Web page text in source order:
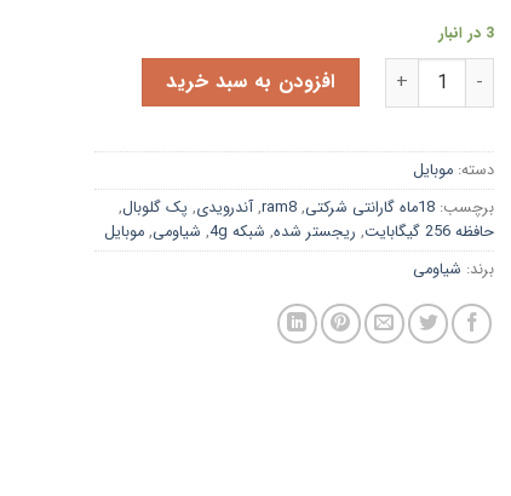
3 در انبار
گوشی شیائومی Redmi Note 14 4G | حافظه 256 رم 8 گیگابایت Xiaomi Redmi Note 14 4G 256/8 GB رنگ مشکی عدد افزودن به سبد خرید
دسته: موبایل
برچسب: 18ماه گارانتی شرکتی ,
ram8
,آندرویدی, پک گلوبال,
حافظه 256 گیگابایت
, ریجستر شده, شبکه 4g , شیاومی, موبایل
برند: شیاومی